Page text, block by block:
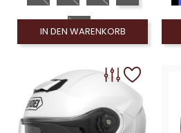
IN DEN WARENKORB